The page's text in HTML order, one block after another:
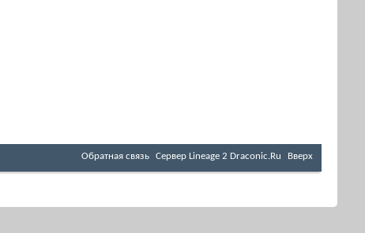
Обратная связь Cервер Lineage 2 Draconic.Ru Вверх